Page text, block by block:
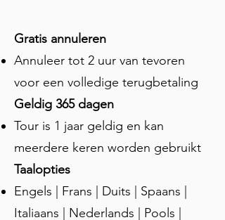
heerser, Alexandru Ioan Cuza, die zich
verenigden tot een beginnend
Roemeens staat. Op zoek naar een
model van moderniteit keek Roemenië
naar Frankrijk voor inspiratie. De
Roemeense elite sprak vloeiend Frans,
stuurde hun kinderen naar Parijse
scholen en dompelde zich onder in
Franse literatuur en filosofie. Frans
werd de taal van diplomatie, cultuur en
de hogere kringen — zodanig dat de
Gratis annuleren
Annuleer tot 2 uur van tevoren
voor een volledige terugbetaling
Geldig 365 dagen
Tour is 1 jaar geldig en kan
meerdere keren worden gebruikt
Taalopties
Engels | Frans | Duits | Spaans |
Italiaans | Nederlands | Pools |